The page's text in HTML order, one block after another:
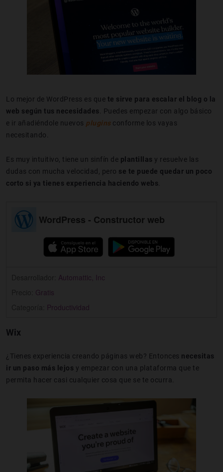
Lo mejor de WordPress es que te sirve para escalar el blog o la
web según tus necesidades . Puedes empezar con algo básico
e ir añadiéndole nuevos plugins conforme los vayas
necesitando.
Es muy intuitivo, tiene un sinfín de plantillas y resuelve las
dudas con mucha velocidad, pero se te puede quedar un poco
corto si ya tienes experiencia haciendo webs
WordPress - Constructor web
Automattic, Inc
Gratis
Productividad
Wix
¿Tienes experiencia creando páginas web? Entonces necesitas
ir un paso más lejos y empezar con una plataforma que te
permita hacer casi cualquier cosa que se te ocurra.